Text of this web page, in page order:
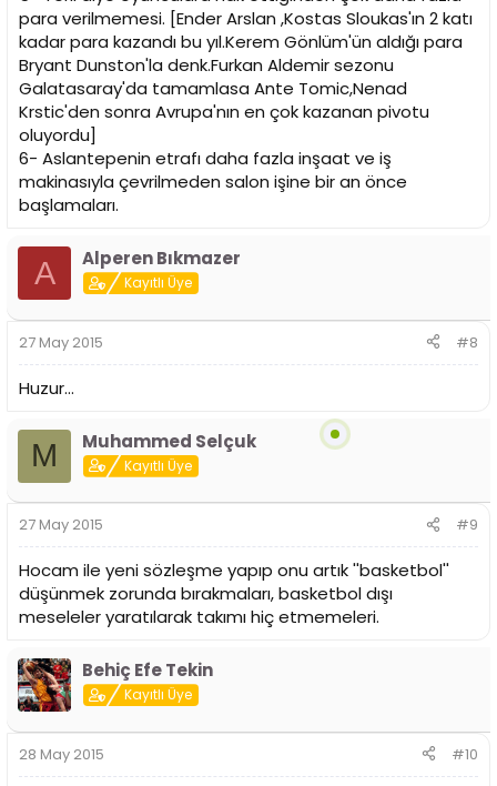
para verilmemesi. [Ender Arslan ,Kostas Sloukas'ın 2 katı
kadar para kazandı bu yıl.Kerem Gönlüm'ün aldığı para
Bryant Dunston'la denk.Furkan Aldemir sezonu
Galatasaray'da tamamlasa Ante Tomic,Nenad
Krstic'den sonra Avrupa'nın en çok kazanan pivotu
oluyordu]
6- Aslantepenin etrafı daha fazla inşaat ve iş
makinasıyla çevrilmeden salon işine bir an önce
başlamaları.
A Alperen Bıkmazer
Kayıtlı Üye
27 May 2015 #8
Huzur...
M Muhammed Selçuk
Kayıtlı Üye
27 May 2015 #9
Hocam ile yeni sözleşme yapıp onu artık ''basketbol''
düşünmek zorunda bırakmaları, basketbol dışı
meseleler yaratılarak takımı hiç etmemeleri.
Behiç Efe Tekin
Kayıtlı Üye
28 May 2015 #10